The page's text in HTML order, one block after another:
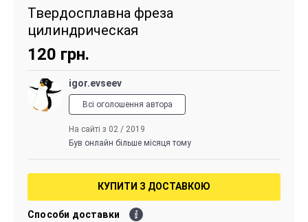
Твердосплавна фреза
цилиндрическая
120 грн.
igor.evseev
Всі оголошення автора
На сайті з 02 / 2019
Був онлайн більше місяця тому
КУПИТИ З ДОСТАВКОЮ
Способи доставки